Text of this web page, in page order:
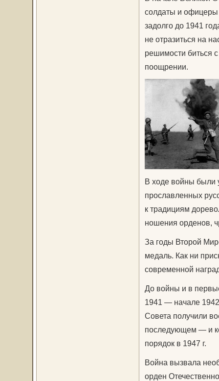
солдаты и
задолго до 1941
не отразиться на
решимости биться
поощрении.
В ходе войны были
прославленных
к традициям
ношения орденов,
За годы Второй
медаль. Как ни
современной
До войны и в
1941 — начале
Совета получили
последующем — и
порядок в 1947 г.
Война вызвала
орден